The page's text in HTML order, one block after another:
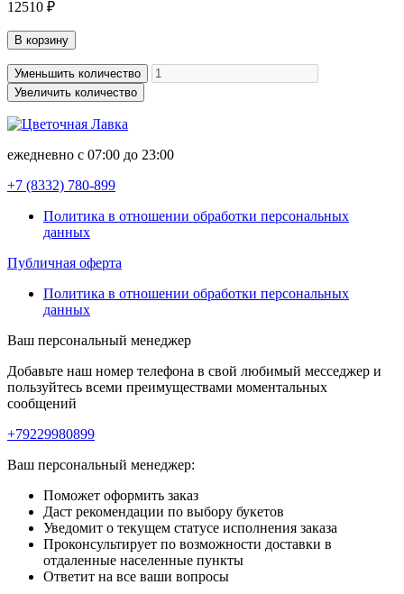
12510 ₽
В корзину
Уменьшить количество
Увеличить количество
ежедневно с 07:00 до 23:00
+7 (8332) 780-899
Политика в отношении обработки персональных
данных
Публичная оферта
Политика в отношении обработки персональных
данных
Ваш персональный менеджер
Добавьте наш номер телефона в свой любимый месседжер и
пользуйтесь всеми преимуществами моментальных
сообщений
+79229980899
Ваш персональный менеджер:
Поможет оформить заказ
Даст рекомендации по выбору букетов
Уведомит о текущем статусе исполнения заказа
Проконсультирует по возможности доставки в
отдаленные населенные пункты
Ответит на все ваши вопросы